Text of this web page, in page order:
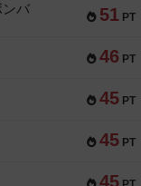
51 PT
ンバ
46 PT
45 PT
45 PT
45